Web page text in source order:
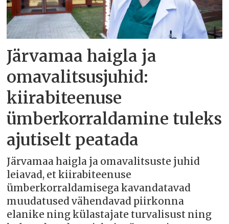
Järvamaa haigla ja
omavalitsusjuhid:
kiirabiteenuse
ümberkorraldamine tuleks
ajutiselt peatada
Järvamaa haigla ja omavalitsuste juhid
leiavad, et kiirabiteenuse
ümberkorraldamisega kavandatavad
muudatused vähendavad piirkonna
elanike ning külastajate turvalisust ning